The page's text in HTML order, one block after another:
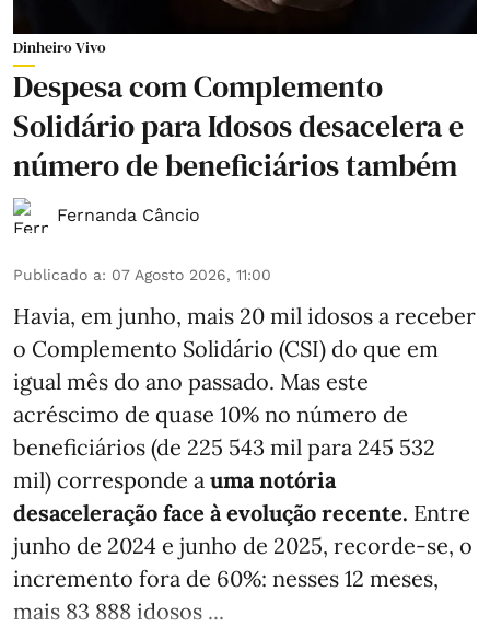
Dinheiro Vivo
Despesa com Complemento
Solidário para Idosos desacelera e
número de beneficiários também
Fernanda Câncio
Publicado a: 07 Agosto 2026, 11:00
Havia, em junho, mais 20 mil idosos a receber
o Complemento Solidário (CSI) do que em
igual mês do ano passado. Mas este
acréscimo de quase 10% no número de
beneficiários (de 225 543 mil para 245 532
mil) corresponde a uma notória
desaceleração face à evolução recente. Entre
junho de 2024 e junho de 2025, recorde-se, o
incremento fora de 60%: nesses 12 meses,
mais 83 888 idosos ...